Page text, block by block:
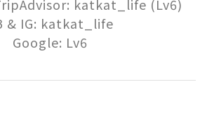
katkat_life (Lv6)
& IG: katkat_life
Google: Lv6